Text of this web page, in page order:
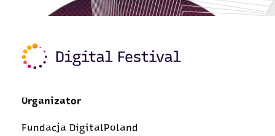
Organizator
Fundacja DigitalPoland